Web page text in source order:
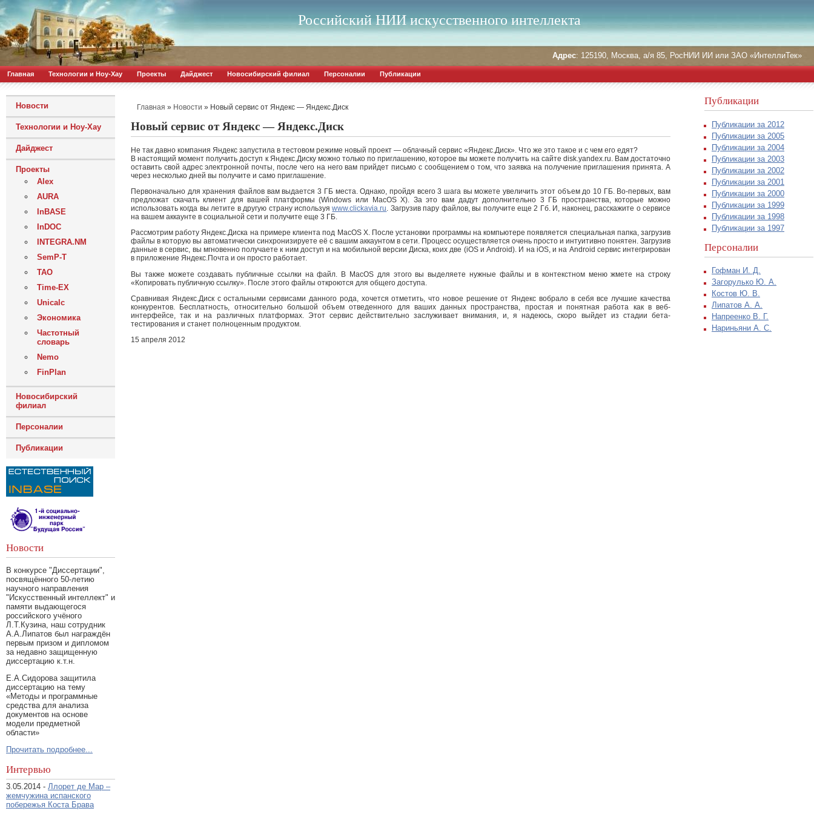
Российский НИИ искусственного интеллекта
Адрес: 125190, Москва, а/я 85, РосНИИ ИИ или ЗАО «ИнтеллиТек»
Главная Технологии и Ноу-Хау Проекты Дайджест Новосибирский филиал Персоналии Публикации
Новости
Технологии и Ноу-Хау
Дайджест
Проекты
Alex
AURA
InBASE
InDOC
INTEGRA.NM
SemP-T
ТАО
Time-EX
Unicalc
Экономика
Частотный
словарь
Nemo
FinPlan
Новосибирский
филиал
Персоналии
Публикации
Новости
В конкурсе "Диссертации",
посвящённого 50-летию
научного направления
"Искусственный интеллект" и
памяти выдающегося
российского учёного
Л.Т.Кузина, наш сотрудник
А.А.Липатов был награждён
первым призом и дипломом
за недавно защищенную
диссертацию к.т.н.
Е.А.Сидорова защитила
диссертацию на тему
«Методы и программные
средства для анализа
документов на основе
модели предметной
области»
Прочитать подробнее...
Интервью
3.05.2014 - Ллорет де Мар –
жемчужина испанского
побережья Коста Брава
Главная » Новости » Новый сервис от Яндекс — Яндекс.Диск
Новый сервис от Яндекс — Яндекс.Диск
Не так давно компания Яндекс запустила в тестовом режиме новый проект — облачный сервис «Яндекс.Диск». Что же это такое и с чем его едят?
В настоящий момент получить доступ к Яндекс.Диску можно только по приглашению, которое вы можете получить на сайте disk.yandex.ru. Вам достаточно
оставить свой адрес электронной почты, после чего на него вам прийдет письмо с сообщением о том, что заявка на получение приглашения принята. А
через несколько дней вы получите и само приглашение.
Первоначально для хранения файлов вам выдается 3 ГБ места. Однако, пройдя всего 3 шага вы можете увеличить этот объем до 10 ГБ. Во-первых, вам
предложат скачать клиент для вашей платформы (Windows или MacOS X). За это вам дадут дополнительно 3 ГБ пространства, которые можно
использовать когда вы летите в другую страну используяwww.clickavia.ru. Загрузив пару файлов, вы получите еще 2 Гб. И, наконец, расскажите о сервисе
на вашем аккаунте в социальной сети и получите еще 3 ГБ.
Рассмотрим работу Яндекс.Диска на примере клиента под MacOS X. После установки программы на компьютере появляется специальная папка, загрузив
файлы в которую вы автоматически синхронизируете её с вашим аккаунтом в сети. Процесс осуществляется очень просто и интуитивно понятен. Загрузив
данные в сервис, вы мгновенно получаете к ним доступ и на мобильной версии Диска, коих две (iOS и Android). И на iOS, и на Android сервис интегрирован
в приложение Яндекс.Почта и он просто работает.
Вы также можете создавать публичные ссылки на файл. В MacOS для этого вы выделяете нужные файлы и в контекстном меню жмете на строку
«Копировать публичную ссылку». После этого файлы откроются для общего доступа.
Сравнивая Яндекс.Диск с остальными сервисами данного рода, хочется отметить, что новое решение от Яндекс вобрало в себя все лучшие качества
конкурентов. Бесплатность, относительно большой объем отведенного для ваших данных пространства, простая и понятная работа как в веб-
интерфейсе, так и на различных платформах. Этот сервис действительно заслуживает внимания, и, я надеюсь, скоро выйдет из стадии бета-
тестирования и станет полноценным продуктом.
15 апреля 2012
Публикации
Публикации за 2012
Публикации за 2005
Публикации за 2004
Публикации за 2003
Публикации за 2002
Публикации за 2001
Публикации за 2000
Публикации за 1999
Публикации за 1998
Публикации за 1997
Персоналии
Гофман И. Д.
Загорулько Ю. А.
Костов Ю. В.
Липатов А. А.
Напреенко В. Г.
Нариньяни А. С.